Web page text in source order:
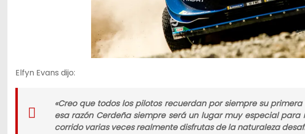
Elfyn Evans dijo:
«Creo que todos los pilotos recuerdan por siempre su
esa razón Cerdeña siempre será un lugar muy especial
corrido varias veces realmente disfrutas de la naturaleza